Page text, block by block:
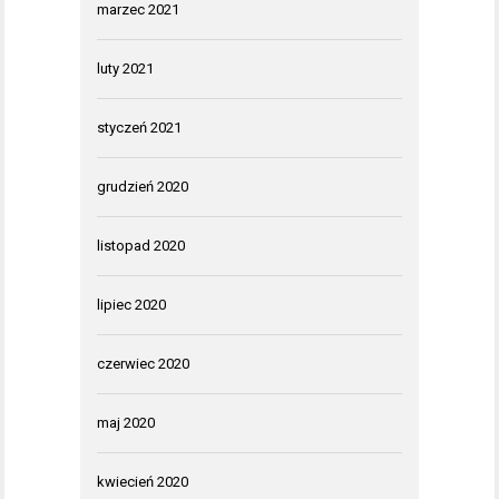
marzec 2021
luty 2021
styczeń 2021
grudzień 2020
listopad 2020
lipiec 2020
czerwiec 2020
maj 2020
kwiecień 2020